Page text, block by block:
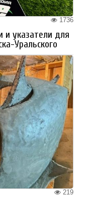
1736
и указатели для
Уральского
219